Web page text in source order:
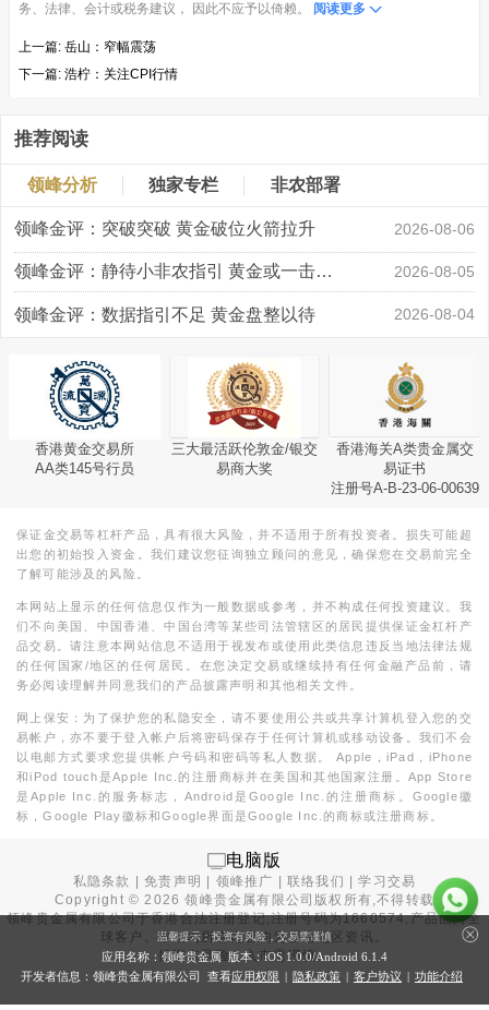
务、法律、会计或税务建议， 因此不应予以倚赖。
阅读更多
上一篇: 岳山：窄幅震荡
下一篇: 浩柠：关注CPI行情
推荐阅读
领峰分析 独家专栏 非农部署
领峰金评：突破突破 黄金破位火箭拉升 2026-08-06
领峰金评：静待小非农指引 黄金或一击破局 2026-08-05
领峰金评：数据指引不足 黄金盘整以待 2026-08-04
香港黄金交易所
AA类145号行员
三大最活跃伦敦金/银交
易商大奖
香港海关A类贵金属交
易证书
注册号A-B-23-06-00639
保证金交易等杠杆产品，具有很大风险，并不适用于所有投资者。损失可能超
出您的初始投入资金。我们建议您征询独立顾问的意见，确保您在交易前完全
了解可能涉及的风险。
本网站上显示的任何信息仅作为一般数据或参考，并不构成任何投资建议。我
们不向美国、中国香港、中国台湾等某些司法管辖区的居民提供保证金杠杆产
品交易。请注意本网站信息不适用于视发布或使用此类信息违反当地法律法规
的任何国家/地区的任何居民。在您决定交易或继续持有任何金融产品前，请
务必阅读理解并同意我们的产品披露声明和其他相关文件。
网上保安：为了保护您的私隐安全，请不要使用公共或共享计算机登入您的交
易帐户，亦不要于登入帐户后将密码保存于任何计算机或移动设备。我们不会
以电邮方式要求您提供帐户号码和密码等私人数据。 Apple，iPad，iPhone
和iPod touch是Apple Inc.的注册商标并在美国和其他国家注册。App Store
是Apple Inc.的服务标志，Android是Google Inc.的注册商标。Google徽
标，Google Play徽标和Google界面是Google Inc.的商标或注册商标。
电脑版
私隐条款 |免责声明 领峰推广 |联络我们 |学习交易
Copyright ©2026 领峰贵金属有限公司版权所有,不得转载
领峰贵金属有限公司于香港合法注册登记,注册号码为1660574,产品面向全
球客户。本站内所有内容均为香港地区资讯。
投资有风险，入市需谨慎。
温馨提示：投资有风险，交易需谨慎
应用名称：领峰贵金属 版本：iOS 1.0.0/Android 6.1.4
开发者信息：领峰贵金属有限公司 查看应用权限 | 隐私政策 | 客户协议 | 功能介绍